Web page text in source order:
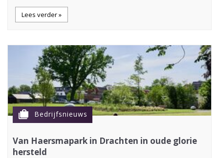
Lees verder »
cases Bedrijfsnieuws
Van Haersmapark in Drachten in oude glorie
hersteld